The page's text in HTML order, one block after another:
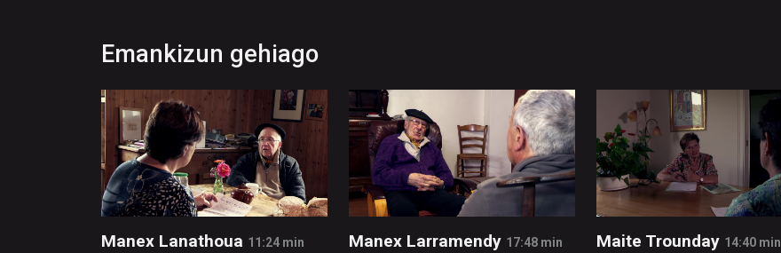
Emankizun gehiago
Manex Lanathoua 11:24 min Manex Larramendy 17:48 min Maite Trounday 14:40 min